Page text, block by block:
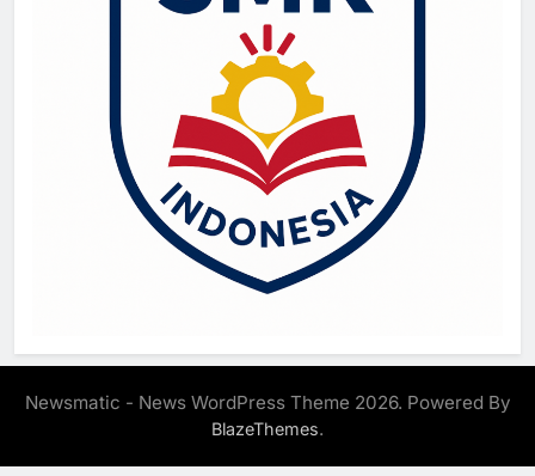
Newsmatic - News WordPress Theme 2026. Powered By
BlazeThemes.